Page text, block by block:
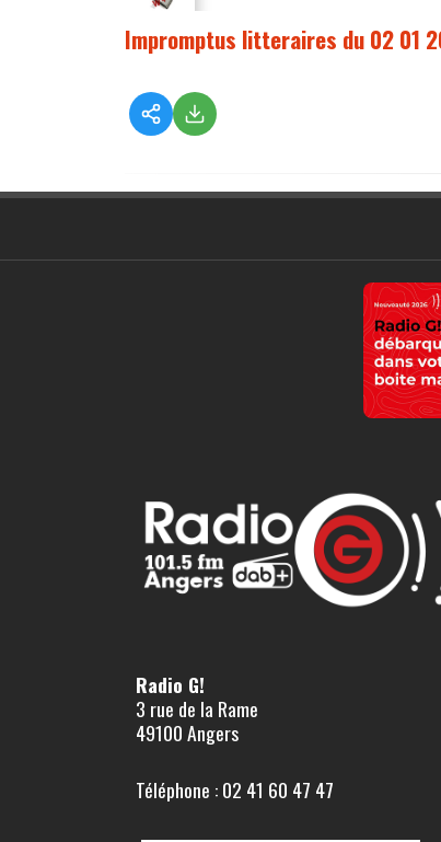
Impromptus litteraires du 02 01
Radio G!
3 rue de la Rame
49100 Angers
Téléphone : 02 41 60 47 47